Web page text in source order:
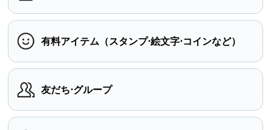
有料アイテム（スタンプ⋅絵文字⋅コインなど）
友だち⋅グループ